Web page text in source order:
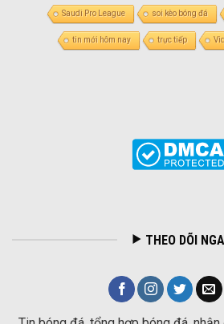
Saudi Pro League soi kèo bóng đá
tin mới hôm nay trực tiếp
THEO DÕI